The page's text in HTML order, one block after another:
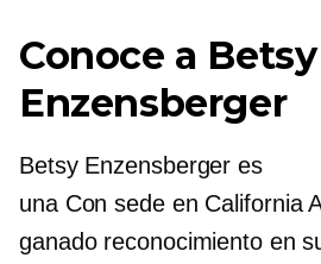
Conoce a Betsy
Enzensberger
Betsy Enzensberger es
una Con sede en California
ganado reconocimiento en